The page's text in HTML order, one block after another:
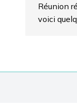
Réunion
voici